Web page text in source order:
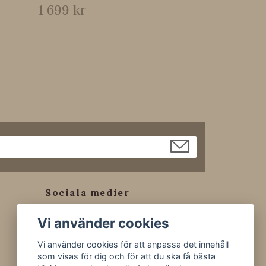
1 699 kr
Sociala medier
Facebook
Tiktok
Vi använder cookies
Vi använder cookies för att anpassa det innehåll
som visas för dig och för att du ska få bästa